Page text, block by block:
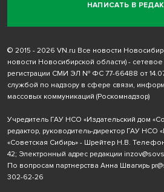
НАПИСАТЬ В
© 2015 - 2026 VN.ru Все новости
новости Новосибирской области) -
регистрации СМИ ЭЛ № ФС 77-66488 от
службой по надзору в сфере связи,
массовых коммуникаций (Роскомнадзор)
Учредитель ГАУ НСО «Издательский дом
редактор, руководитель-директор ГАУ НСО
«Советская Сибирь» - Шрейтер Н.В.
42; Электронный адрес редакции
По вопросам партнерства Анна Швагирь
302-62-26